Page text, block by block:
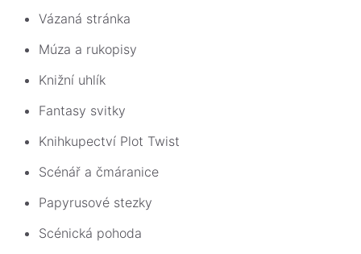
Vázaná stránka
Múza a rukopisy
Knižní uhlík
Fantasy svitky
Knihkupectví Plot Twist
Scénář a čmáranice
Papyrusové stezky
Scénická pohoda